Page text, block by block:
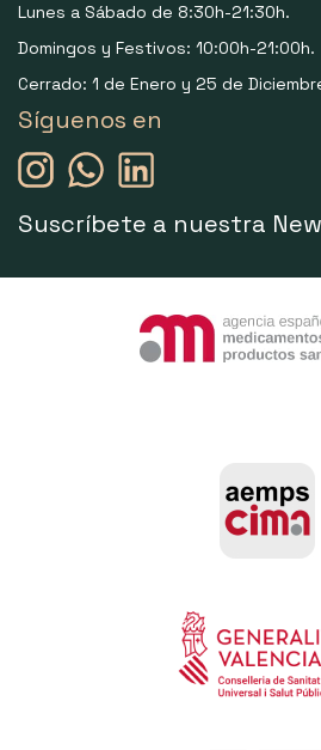
Lunes a Sábado de 8:30h-21:30h.
Domingos y Festivos: 10:00h-21:00h.
Cerrado: 1 de Enero y 25 de
Síguenos en
Suscríbete a nuestra